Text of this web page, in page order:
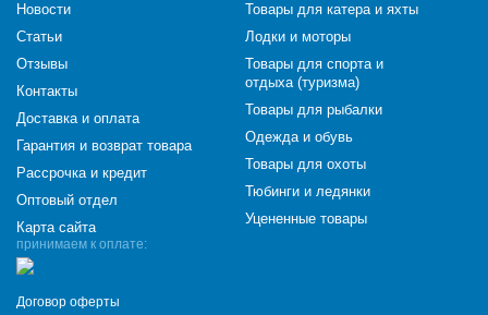
принимаем к оплате:
Договор оферты
Новости
Статьи
Отзывы
Контакты
Доставка и оплата
Гарантия и возврат товара
Рассрочка и кредит
Оптовый отдел
Карта сайта
Товары для катера и яхты
Лодки и моторы
Товары для спорта и
отдыха (туризма)
Товары для рыбалки
Одежда и обувь
Товары для охоты
Тюбинги и ледянки
Уцененные товары